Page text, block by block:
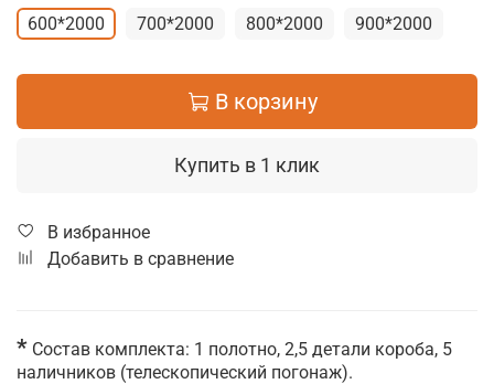
600*2000 700*2000 800*2000 900*2000
В корзину
Купить в 1 клик
В избранное
Добавить в сравнение
* Состав комплекта: 1 полотно, 2,5 детали короба, 5
наличников (телескопический погонаж).